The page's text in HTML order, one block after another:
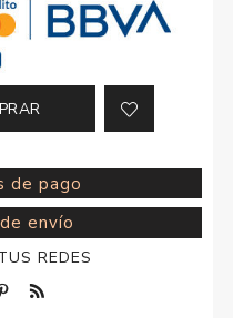
de pago
envío
REDES